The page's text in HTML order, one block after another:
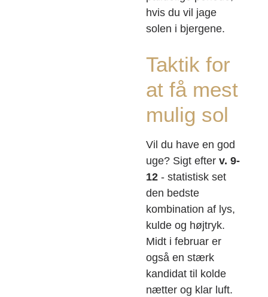
hvis du vil jage
solen i bjergene.
Taktik for
at få mest
mulig sol
Vil du have en god
uge? Sigt efter v. 9-
12 - statistisk set
den bedste
kombination af lys,
kulde og højtryk.
Midt i februar er
også en stærk
kandidat til kolde
nætter og klar luft.